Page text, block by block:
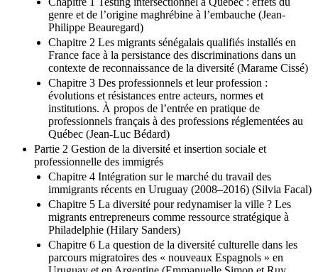
genre et de l’origine maghrébine à l’embauche (Jean-
Philippe Beauregard)
Chapitre 2 Les migrants sénégalais qualifiés installés en
France face à la persistance des discriminations dans un
contexte de reconnaissance de la diversité (Marame Cissé)
Chapitre 3 Des professionnels et leur profession :
évolutions et résistances entre acteurs, normes et
institutions. À propos de l’entrée en pratique de
professionnels français à des professions réglementées au
Québec (Jean-Luc Bédard)
Partie 2 Gestion de la diversité et insertion sociale et
professionnelle des immigrés
Chapitre 4 Intégration sur le marché du travail des
immigrants récents en Uruguay (2008–2016) (Silvia Facal)
Chapitre 5 La diversité pour redynamiser la ville ? Les
migrants entrepreneurs comme ressource stratégique à
Philadelphie (Hilary Sanders)
Chapitre 6 La question de la diversité culturelle dans les
parcours migratoires des « nouveaux Espagnols » en